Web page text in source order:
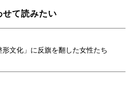
せて読みたい
形文化」に反旗を翻した女性たち